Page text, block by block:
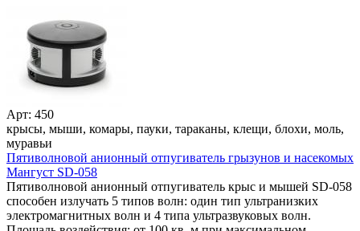
Арт: 450
крысы, мыши, комары, пауки, тараканы, клещи, блохи, моль,
муравьи
Пятиволновой анионный отпугиватель грызунов и насекомых
Мангуст SD-058
Пятиволновой анионный отпугиватель крыс и мышей SD-058
способен излучать 5 типов волн: один тип ультранизких
электромагнитных волн и 4 типа ультразвуковых волн.